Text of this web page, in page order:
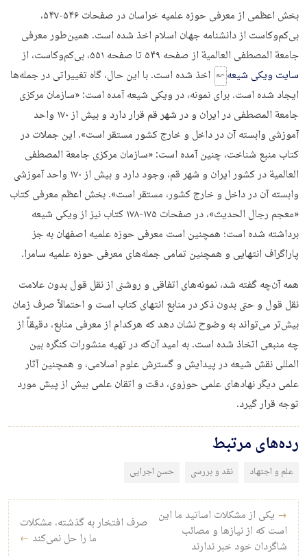
بخش اعظمی از معرفی حوزه علمیه خراسان در صفحات ۵۴۶-۵۴۷،
بی‌کم‌وکاست از دانشنامه جهان اسلام اخذ شده است. همین‌طور معرفی
جامعة المصطفی العالمیة از صفحه ۵۴۹ تا صفحه ۵۵۱، بی‌کم‌وکاست، از
سایت ویکی شیعه
اخذ شده است. با این حال، گاه تغییراتی در جمله‌ها
ایجاد شده است. برای نمونه،‌ در ویکی شیعه آمده است: «سازمان مرکزی
جامعة المصطفی در ایران و در شهر قم قرار دارد و بیش از ۱۷۰ واحد
آموزشی وابسته آن در داخل و خارج کشور مستقر است». این جملات در
کتاب منبع شناخت، چنین آمده است: «سازمان مرکزی جامعة المصطفی
العالمیة در کشور ایران و شهر قم، وجود دارد و بیش از ۱۷۰ واحد آموزشی
وابسته آن در داخل و خارج کشور، مستقر است». بخش اعظم معرفی کتاب
«معجم رجال الحدیث»، در صفحات ۱۷۵-۱۷۸ کتاب نیز از ویکی شیعه
برداشته شده است؛ همچنین است معرفی حوزه علمیه اصفهان به جز
پاراگراف انتهایی و همچنین تمامی جمله‌های معرفی حوزه علمیه سامرا.
همه آن‌چه گفته شد، نمونه‌های اتفاقی و روشنی از نقل قول بدون علامت
نقل قول و حتی بدون ذکر در منابع انتهای کتاب است و احتمالاً صرف زمان
بیش‌تر می‌تواند به وضوح نشان دهد که هرکدام از معرفی منابع، دقیقاً از
چه منبعی اتخاذ شده است. به امید آن‌که در تهیه منشورات کنگره بین
المللی نقش شیعه در پیدایش و گسترش علوم اسلامی، و همچنین آثار
علمی دیگر نهادهای علمی حوزوی، دقت و اتقان علمی بیش از پیش مورد
توجه قرار گیرد.
رده‌های مرتبط
علم و اجتهاد نقد و بررسی حسن اجرایی
راه‌بری نوشته
→ یکی از مشکلات اساتید ما این
است که از نیازها و مصائب
شاگردان خود خبر ندارند
صرف افتخار به گذشته، مشکلات
ما را حل نمی‌کند ←